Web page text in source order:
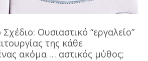
Ουσιαστικό “εργαλείο”
της κάθε
ακόμα … αστικός μύθος;